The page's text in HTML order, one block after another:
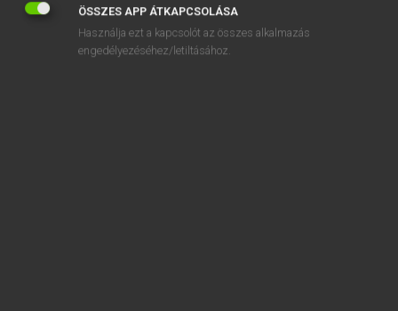
filières d’immigration clandestine
filières d’immigration irrégulières ou clandestines
ÖSSZES APP ÁTKAPCSOLÁSA
Használja ezt a kapcsolót az összes alkalmazás
engedélyezéséhez/letiltásához.